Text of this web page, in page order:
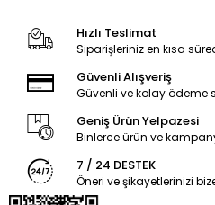
Hızlı Teslimat
Siparişleriniz en kısa
Güvenli Alışveriş
Güvenli ve kolay ödeme
Geniş Ürün Yelpazesi
Binlerce ürün ve
7 / 24 DESTEK
Öneri ve şikayetlerinizi